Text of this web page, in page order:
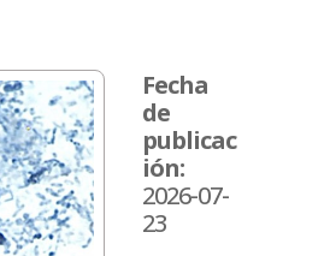
Fecha
de
publicac
ión:
2026-07-
23